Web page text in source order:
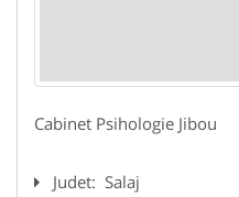
Cabinet Psihologie Jibou
Judet: Salaj